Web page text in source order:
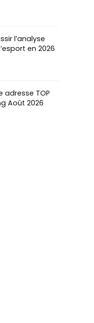
l’analyse
en 2026
adresse TOP
Août 2026